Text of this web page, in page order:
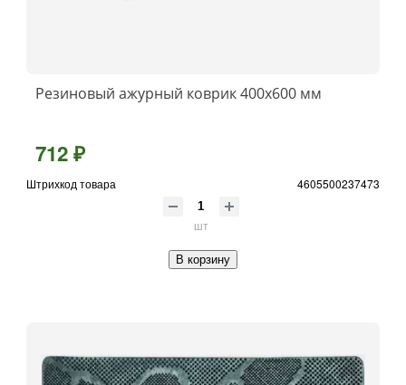
Резиновый ажурный коврик 400x600 мм
712 ₽
Штрихкод товара 4605500237473
шт
В корзину